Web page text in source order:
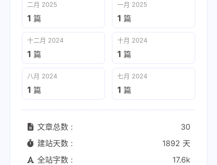
二月 2025
1 篇
一月 2025
1 篇
十二月 2024
1 篇
十月 2024
1 篇
八月 2024
1 篇
七月 2024
1 篇
文章总数 :
30
建站天数 :
1892 天
全站字数 :
17.6k